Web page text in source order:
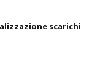
scarichi